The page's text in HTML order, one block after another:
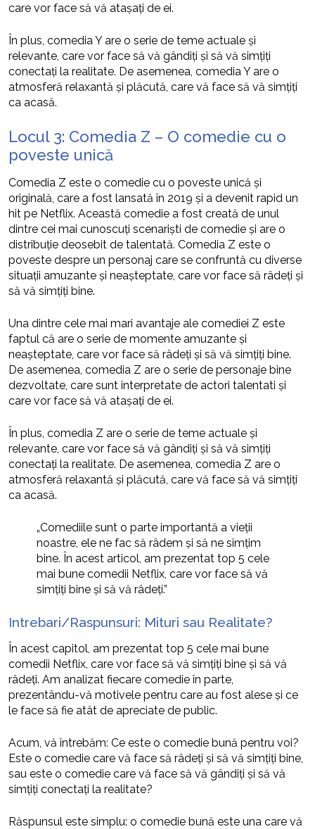
care vor face să vă atașați de ei.
În plus, comedia Y are o serie de teme actuale și
relevante, care vor face să vă gândiți și să vă simțiți
conectați la realitate. De asemenea, comedia Y are o
atmosferă relaxantă și plăcută, care vă face să vă simțiți
ca acasă.
Locul 3: Comedia Z – O comedie cu o
poveste unică
Comedia Z este o comedie cu o poveste unică și
originală, care a fost lansată în 2019 și a devenit rapid un
hit pe Netflix. Această comedie a fost creată de unul
dintre cei mai cunoscuți scenariști de comedie și are o
distribuție deosebit de talentată. Comedia Z este o
poveste despre un personaj care se confruntă cu diverse
situații amuzante și neașteptate, care vor face să râdeți și
să vă simțiți bine.
Una dintre cele mai mari avantaje ale comediei Z este
faptul că are o serie de momente amuzante și
neașteptate, care vor face să râdeți și să vă simțiți bine.
De asemenea, comedia Z are o serie de personaje bine
dezvoltate, care sunt interpretate de actori talentati și
care vor face să vă atașați de ei.
În plus, comedia Z are o serie de teme actuale și
relevante, care vor face să vă gândiți și să vă simțiți
conectați la realitate. De asemenea, comedia Z are o
atmosferă relaxantă și plăcută, care vă face să vă simțiți
ca acasă.
„Comediile sunt o parte importantă a vieții
noastre, ele ne fac să râdem și să ne simțim
bine. În acest articol, am prezentat top 5 cele
mai bune comedii Netflix, care vor face să vă
simțiți bine și să vă râdeți.”
Intrebari/Raspunsuri: Mituri sau Realitate?
În acest capitol, am prezentat top 5 cele mai bune
comedii Netflix, care vor face să vă simțiți bine și să vă
râdeți. Am analizat fiecare comedie în parte,
prezentându-vă motivele pentru care au fost alese și ce
le face să fie atât de apreciate de public.
Acum, vă întrebăm: Ce este o comedie bună pentru voi?
Este o comedie care vă face să râdeți și să vă simțiți bine,
sau este o comedie care vă face să vă gândiți și să vă
simțiți conectați la realitate?
Răspunsul este simplu: o comedie bună este una care vă